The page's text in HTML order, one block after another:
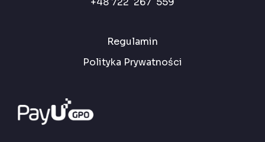
Regulamin
Polityka Prywatności